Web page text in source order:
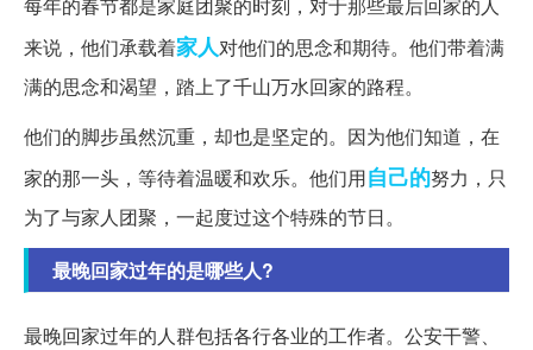
来说，他们承载着家人对他们的思念和期待。他们带着满
满的思念和渴望，踏上了千山万水回家的路程。
他们的脚步虽然沉重，却也是坚定的。因为他们知道，在
家的那一头，等待着温暖和欢乐。他们用自己的努力，只
为了与家人团聚，一起度过这个特殊的节日。
最晚回家过年的是哪些人?
最晚回家过年的人群包括各行各业的工作者。公安干警、